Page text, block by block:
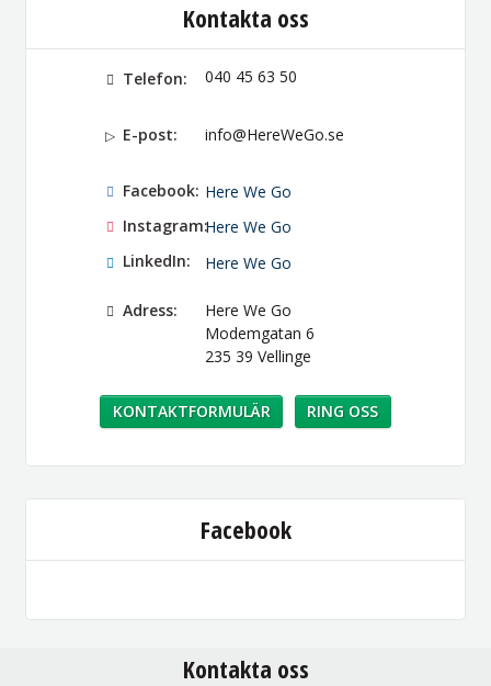
Kontakta oss
Telefon: 040 45 63 50
E-post: info@HereWeGo.se
Facebook: Here We Go
Instagram:Here We Go
LinkedIn:
Here We Go
Adress:
Here We Go
Modemgatan 6
235 39 Vellinge
KONTAKTFORMULÄR RING OSS
Facebook
Kontakta oss